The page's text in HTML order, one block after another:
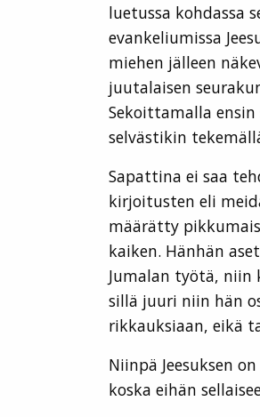
luetussa kohdassa
evankeliumissa
miehen jälleen
juutalaisen
Sekoittamalla
selvästikin
Sapattina ei saa
kirjoitusten eli
määrätty
kaiken. Hänhän
Jumalan työtä, niin
sillä juuri niin hän
rikkauksiaan, eikä
Niinpä Jeesuksen
koska eihän